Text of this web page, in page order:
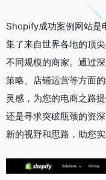
Shopify成功案例网站是
集了来自世界各地的顶
不同规模的商家。通过
策略、店铺运营等方面
灵感，为您的电商之路
还是寻求突破瓶颈的资
新的视野和思路，助您实